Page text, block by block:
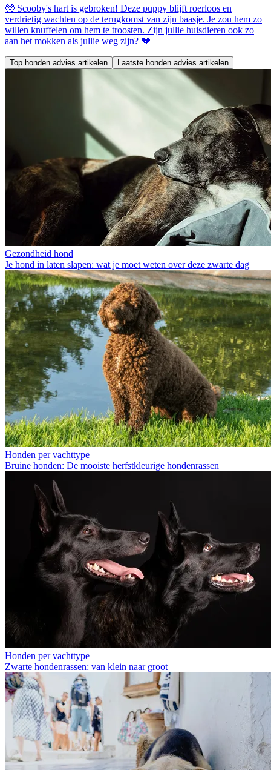
🥹 Scooby's hart is gebroken! Deze puppy blijft roerloos en
verdrietig wachten op de terugkomst van zijn baasje. Je zou hem zo
willen knuffelen om hem te troosten. Zijn jullie huisdieren ook zo
aan het mokken als jullie weg zijn? 💔
Top honden advies artikelen Laatste honden advies artikelen
Gezondheid hond
Je hond in laten slapen: wat je moet weten over deze zwarte dag
Honden per vachttype
Bruine honden: De mooiste herfstkleurige hondenrassen
Honden per vachttype
Zwarte hondenrassen: van klein naar groot